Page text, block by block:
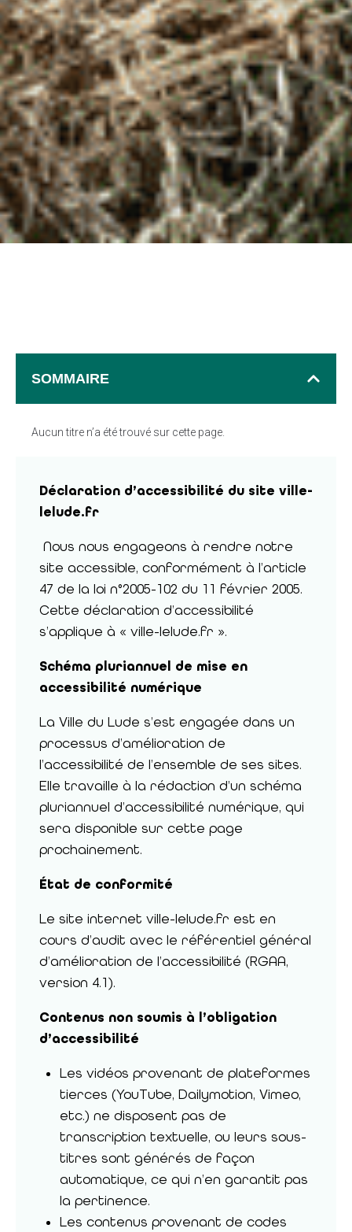
SOMMAIRE
Aucun titre n’a été trouvé sur cette page.
Déclaration d’accessibilité du site ville-
lelude.fr
Nous nous engageons à rendre notre
site accessible, conformément à l’article
47 de la loi n°2005-102 du 11 février 2005.
Cette déclaration d’accessibilité
s’applique à « ville-lelude.fr ».
Schéma pluriannuel de mise en
accessibilité numérique
La Ville du Lude s’est engagée dans un
processus d’amélioration de
l’accessibilité de l’ensemble de ses sites.
Elle travaille à la rédaction d’un schéma
pluriannuel d’accessibilité numérique, qui
sera disponible sur cette page
prochainement.
État de conformité
Le site internet ville-lelude.fr est en
cours d’audit avec le référentiel général
d’amélioration de l’accessibilité (RGAA,
version 4.1).
Contenus non soumis à l’obligation
d’accessibilité
Les vidéos provenant de plateformes
tierces (YouTube, Dailymotion, Vimeo,
etc.) ne disposent pas de
transcription textuelle, ou leurs sous-
titres sont générés de façon
automatique, ce qui n’en garantit pas
la pertinence.
Les contenus provenant de codes